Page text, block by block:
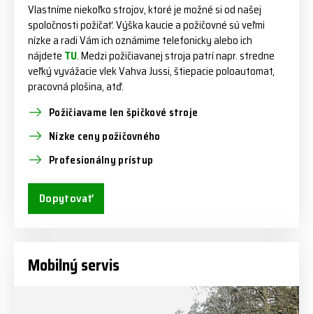
Vlastníme niekoľko strojov, ktoré je možné si od našej
spoločnosti požičať. Výška kaucie a požičovné sú veľmi
nízke a radi Vám ich oznámime telefonicky alebo ich
nájdete TU. Medzi požičiavanej stroja patrí napr. stredne
veľký vyvážacie vlek Vahva Jussi, štiepacie poloautomat,
pracovná plošina, atď.
Požičiavame len špičkové stroje
Nízke ceny požičovného
Profesionálny prístup
Dopytovať
Mobilný servis